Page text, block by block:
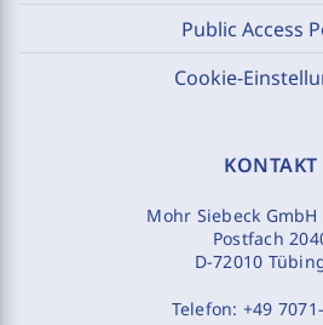
Public Access
Cookie-
KONTAKT
Mohr Siebeck GmbH
Postfach
D-72010
Telefon: +49